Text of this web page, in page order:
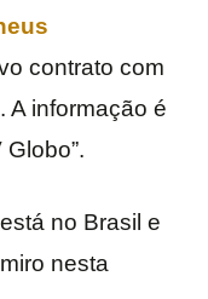
contrato com
A informação é
no Brasil e
nesta